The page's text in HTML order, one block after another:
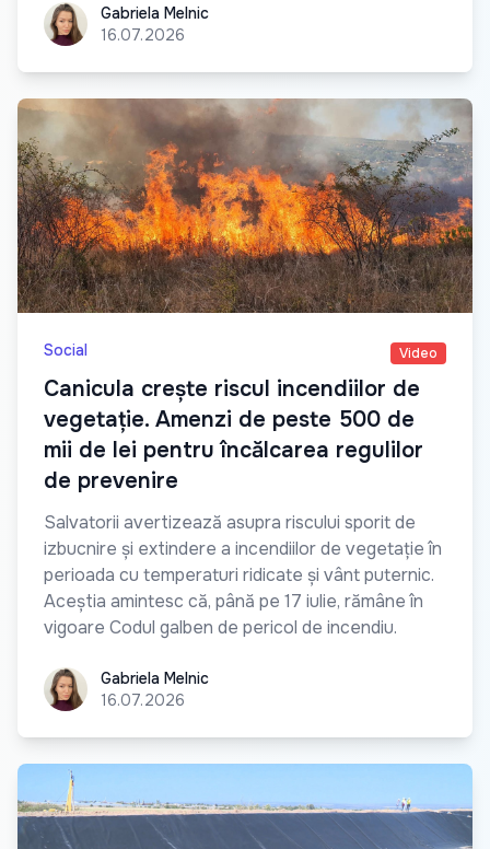
Gabriela Melnic
Gabriela Melnic
16.07.2026
Social Video
Canicula crește riscul incendiilor de
vegetație. Amenzi de peste 500 de
mii de lei pentru încălcarea regulilor
de prevenire
Salvatorii avertizează asupra riscului sporit de
izbucnire și extindere a incendiilor de vegetație în
perioada cu temperaturi ridicate și vânt puternic.
Aceștia amintesc că, până pe 17 iulie, rămâne în
vigoare Codul galben de pericol de incendiu.
Gabriela Melnic
Gabriela Melnic
16.07.2026